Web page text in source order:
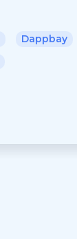
Dappbay